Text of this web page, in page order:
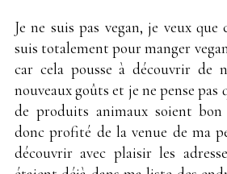
Je ne suis pas vegan, je veux
suis totalement pour manger
car cela pousse à découvrir de
nouveaux goûts et je ne pense
de produits animaux soient bon
donc profité de la venue de ma
découvrir avec plaisir les